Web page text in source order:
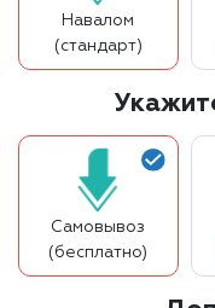
Навалом
(стандарт)
Самовывоз
(бесплатно)